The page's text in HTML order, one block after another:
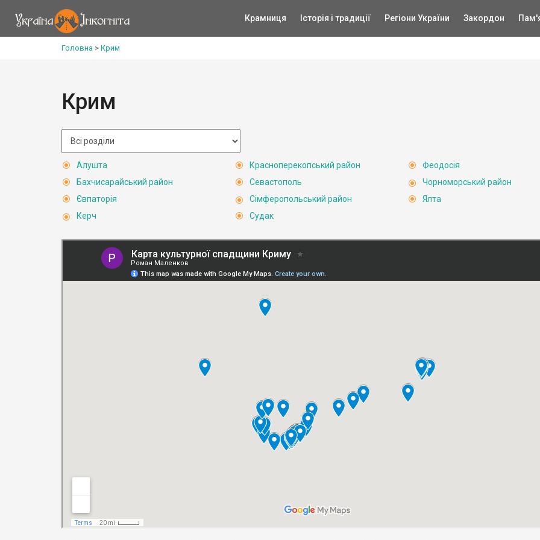
Крамниця Історія і традиції Регіони України Закордон
Головна > Крим
Крим
Алушта
Бахчисарайський район
Євпаторія
Керч
Красноперекопський район
Севастополь
Сімферопольський район
Судак
Феодосія
Чорноморський район
Ялта